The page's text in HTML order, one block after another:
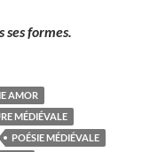
formes.
AMOR
MÉDIÉVALE
POÉSIE MÉDIÉVALE